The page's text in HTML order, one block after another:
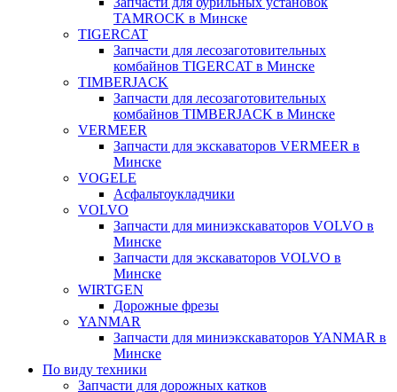
TAMROCK в Минске
TIGERCAT
Запчасти для лесозаготовительных
комбайнов TIGERCAT в Минске
TIMBERJACK
Запчасти для лесозаготовительных
комбайнов TIMBERJACK в Минске
VERMEER
Запчасти для экскаваторов VERMEER в
Минске
VOGELE
Асфальтоукладчики
VOLVO
Запчасти для миниэкскаваторов VOLVO в
Минске
Запчасти для экскаваторов VOLVO в
Минске
WIRTGEN
Дорожные фрезы
YANMAR
Запчасти для миниэкскаваторов YANMAR в
Минске
По виду техники
Запчасти для дорожных катков